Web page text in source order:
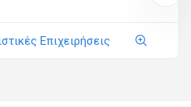
Επιχειρήσεις